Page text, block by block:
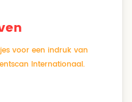
voor een indruk van
Internationaal.